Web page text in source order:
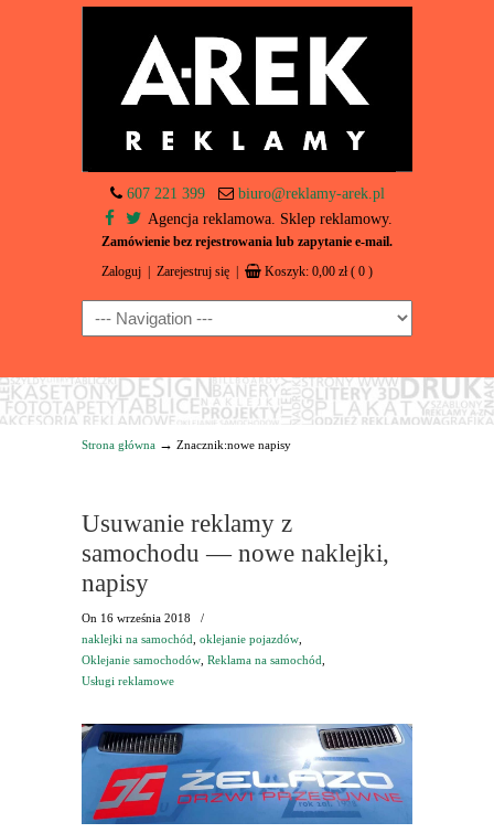
607 221 399
biuro@reklamy-arek.pl
Agencja reklamowa. Sklep reklamowy.
Zamówienie bez rejestrowania lub zapytanie e-mail.
Zaloguj Zarejestruj się Koszyk: 0,00 zł ( 0 )
Navigation
Strona główna → Znacznik:nowe napisy
Usuwanie reklamy z
samochodu — nowe naklejki,
napisy
On 16 września 2018
/
naklejki na samochód oklejanie pojazdów
Oklejanie samochodów Reklama na samochód
Usługi reklamowe